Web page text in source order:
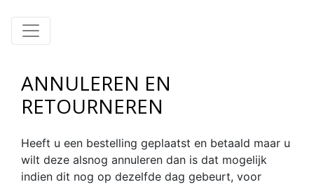
ANNULEREN EN
RETOURNEREN
Heeft u een bestelling geplaatst en betaald maar u
wilt deze alsnog annuleren dan is dat mogelijk
indien dit nog op dezelfde dag gebeurt, voor